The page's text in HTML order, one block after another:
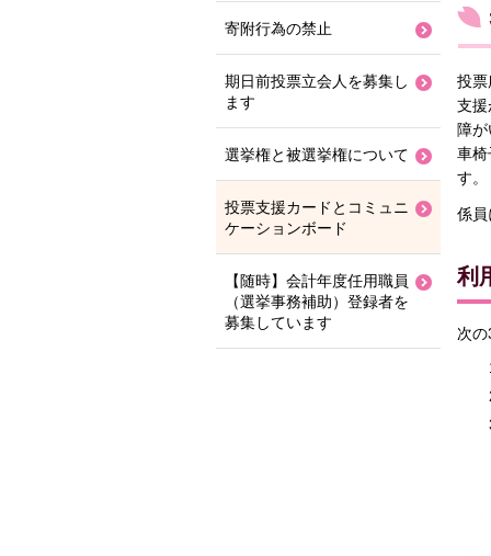
投票
支援
障
車椅
す。
係員
利
次
寄附行為の禁止
期日前投票立会人を募集し
ます
選挙権と被選挙権について
投票支援カードとコミュニ
ケーションボード
【随時】会計年度任用職員
（選挙事務補助）登録者を
募集しています